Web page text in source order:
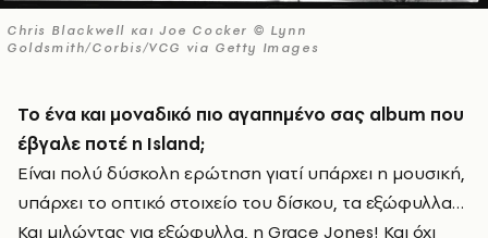
Chris Blackwell και Joe Cocker © Lynn
Goldsmith/Corbis/VCG via Getty Images
Το ένα και μοναδικό πιο αγαπημένο σας album που
έβγαλε ποτέ η Island;
Είναι πολύ δύσκολη ερώτηση γιατί υπάρχει η μουσική,
υπάρχει το οπτικό στοιχείο του δίσκου, τα εξώφυλλα…
Και μιλώντας για εξώφυλλα, η Grace Jones! Και όχι